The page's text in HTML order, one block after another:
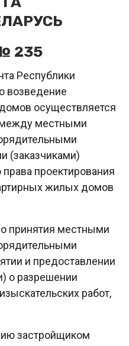
235
Республики
возведение
осуществляется
между местными
(заказчиками)
проектирования
жилых домов
принятия местными
и предоставлении
о разрешении
работ,
застройщиком